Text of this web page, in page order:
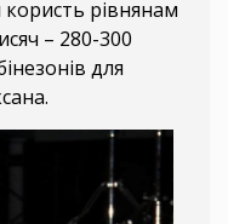
рівнянам
– 280-300
для